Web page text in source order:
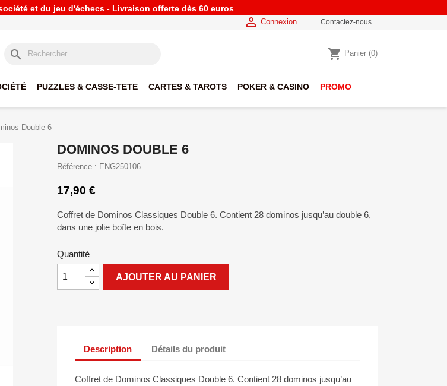
et du jeu d'échecs - Livraison offerte dès 60 euros
 Connexion Contactez-nous
search shopping_cart Panier (0)
PUZZLES & CASSE-TETE CARTES & TAROTS POKER & CASINO PROMO
Double 6
DOMINOS DOUBLE 6
Référence : ENG250106
17,90 €
Coffret de Dominos Classiques Double 6. Contient 28 dominos jusqu’au double 6,
dans une jolie boîte en bois.
Quantité
AJOUTER AU PANIER
Description Détails du produit
Coffret de Dominos Classiques Double 6. Contient 28 dominos jusqu’au